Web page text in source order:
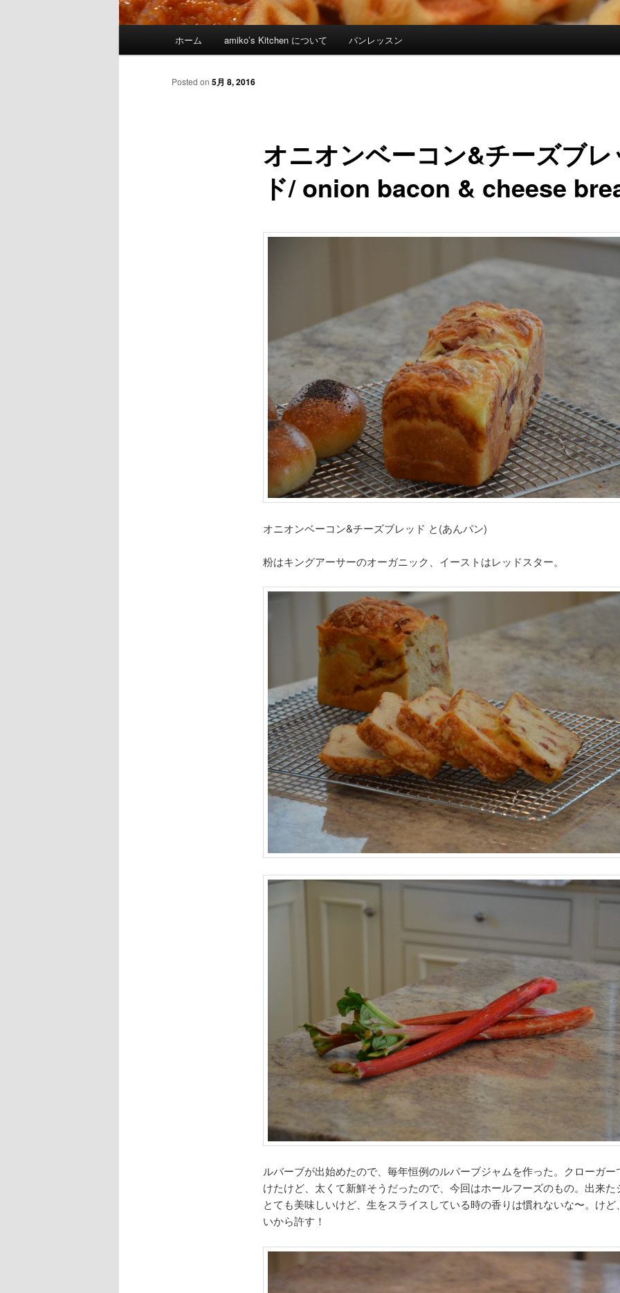
Skip to primary content
Skip to secondary content
ホーム amiko’s Kitchen について パンレッスン
オニオンベーコン&チーズブレ
ド/ onion bacon & cheese
Posted on 5月 8, 2016
オニオンベーコン&チーズブレッド と(あんパン)
粉はキングアーサーのオーガニック、イーストはレッドスター。
ルバーブが出始めたので、毎年恒例のルバーブジャムを作った。クローガー
けたけど、太くて新鮮そうだったので、今回はホールフーズのもの。出来た
とても美味しいけど、生をスライスしている時の香りは慣れないな〜。けど
いから許す！